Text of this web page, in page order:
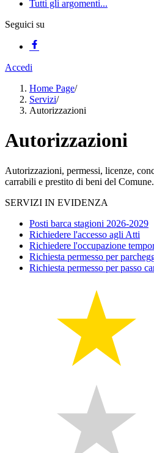
Tutti gli argomenti...
Seguici su
Accedi
Home Page/
Servizi/
Autorizzazioni
Autorizzazioni
Autorizzazioni, permessi, licenze,
carrabili e prestito di beni del Comune.
SERVIZI IN EVIDENZA
Posti barca stagioni 2026-2029
Richiedere l'accesso agli Atti
Richiedere l'occupazione
Richiesta permesso per
Richiesta permesso per passo